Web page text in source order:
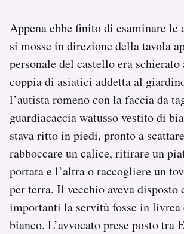
Appena ebbe finito di esaminare
si mosse in direzione della tavola
personale del castello era
coppia di asiatici addetta al
l’autista romeno con la faccia da
guardiacaccia watusso vestito di
stava ritto in piedi, pronto a
rabboccare un calice, ritirare un
portata e l’altra o raccogliere un
per terra. Il vecchio aveva disposto
importanti la servitù fosse in livrea
bianco. L’avvocato prese posto tra